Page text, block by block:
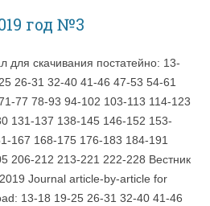
год №3
для скачивания постатейно: 13-
26-31 32-40 41-46 47-53 54-61
77 78-93 94-102 103-113 114-123
131-137 138-145 146-152 153-
167 168-175 176-183 184-191
206-212 213-221 222-228 Вестник
Journal article-by-article for
13-18 19-25 26-31 32-40 41-46